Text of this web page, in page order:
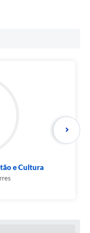
e Cultura